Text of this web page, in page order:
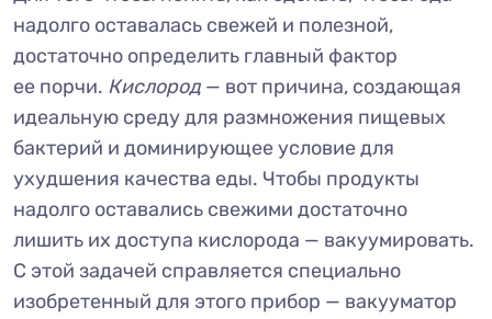
надолго оставалась свежей и полезной,
достаточно определить главный фактор
ее порчи. Кислород — вот причина, создающая
идеальную среду для размножения пищевых
бактерий и доминирующее условие для
ухудшения качества еды. Чтобы продукты
надолго оставались свежими достаточно
лишить их доступа кислорода — вакуумировать.
С этой задачей справляется специально
изобретенный для этого прибор — вакууматор